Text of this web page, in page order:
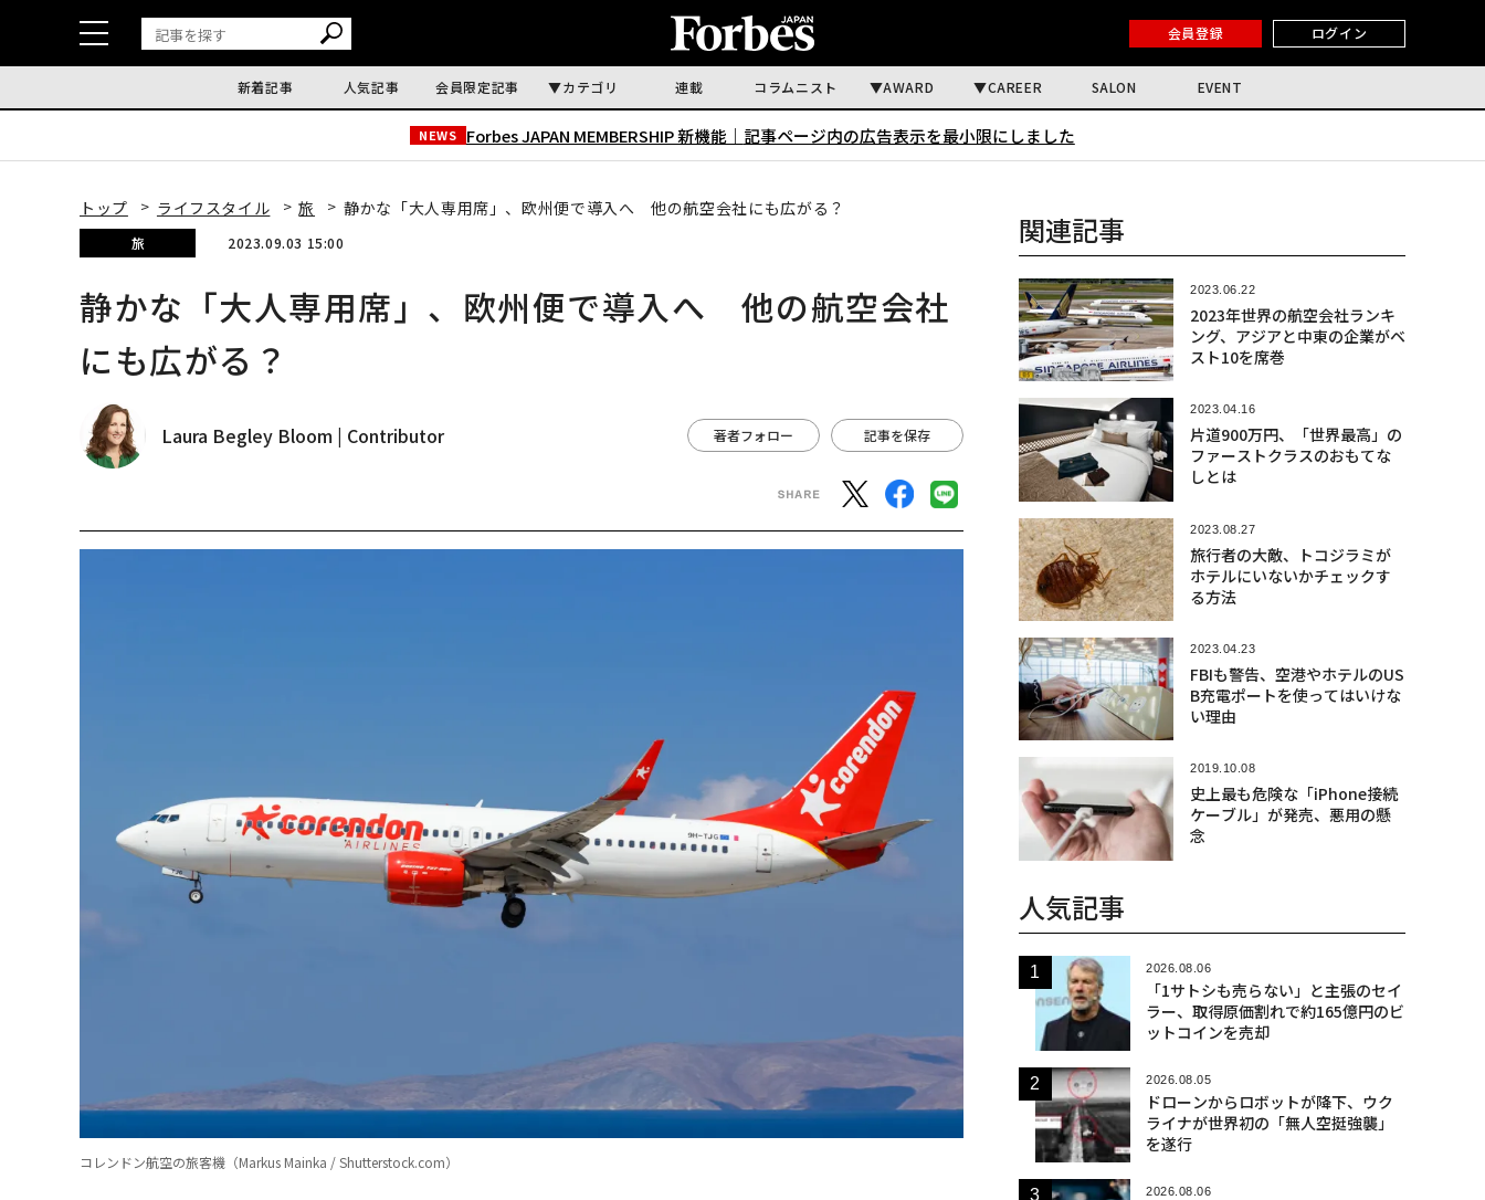
会員登録 ログイン
新着記事 人気記事 会員限定記事 カテゴリ 連載 コラムニスト AWARD CAREER SALON EVENT
NEWS Forbes JAPAN MEMBERSHIP 新機能｜ 記事ページ内の広告表示を最小限にしました
トップ ライフスタイル 旅 静かな「大人専用席」、欧州便で導入へ 他の航空会社にも広がる？
旅 2023.09.03 15:00
静かな「大人専用席」、欧州便で導入へ 他の航空会社
にも広がる？
Laura Begley Bloom | Contributor 著者フォロー 記事を保存
コレンドン航空の旅客機（Markus Mainka / Shutterstock.com）
関連記事
2023.06.22
2023年世界の航空会社ランキ
ング、アジアと中東の企業がベ
スト10を席巻
2023.04.16
片道900万円、「世界最高」の
ファーストクラスのおもてな
しとは
2023.08.27
旅行者の大敵、トコジラミが
ホテルにいないかチェックす
る方法
2023.04.23
FBIも警告、空港やホテルのUS
B充電ポートを使ってはいけな
い理由
2019.10.08
史上最も危険な「iPhone接続
ケーブル」が発売、悪用の懸
念
人気記事
2026.08.06
「1サトシも売らない」と主張のセイ
ラー、取得原価割れで約165億円のビ
ットコインを売却
2026.08.05
ドローンからロボットが降下、ウク
ライナが世界初の「無人空挺強襲」
を遂行
2026.08.06